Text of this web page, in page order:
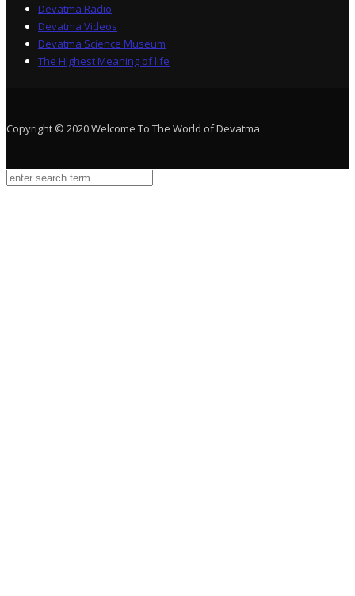
Devatma Radio
Devatma Videos
Devatma Science Museum
The Highest Meaning of life
Copyright © 2020 Welcome To The World of Devatma